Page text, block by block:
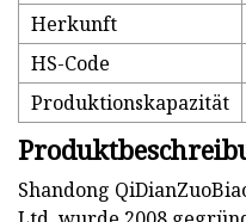
Herkunft
HS-Code
Produktionskapazität
Shandong